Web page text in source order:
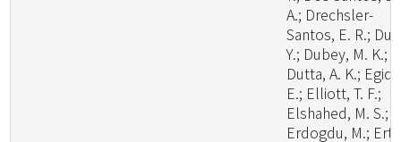
A.; Drechsler-
Santos, E. R.; Du,
Y.; Dubey, M. K.;
Dutta, A. K.; Egidi,
E.; Elliott, T. F.;
Elshahed, M. S.;
Erdogdu, M.;